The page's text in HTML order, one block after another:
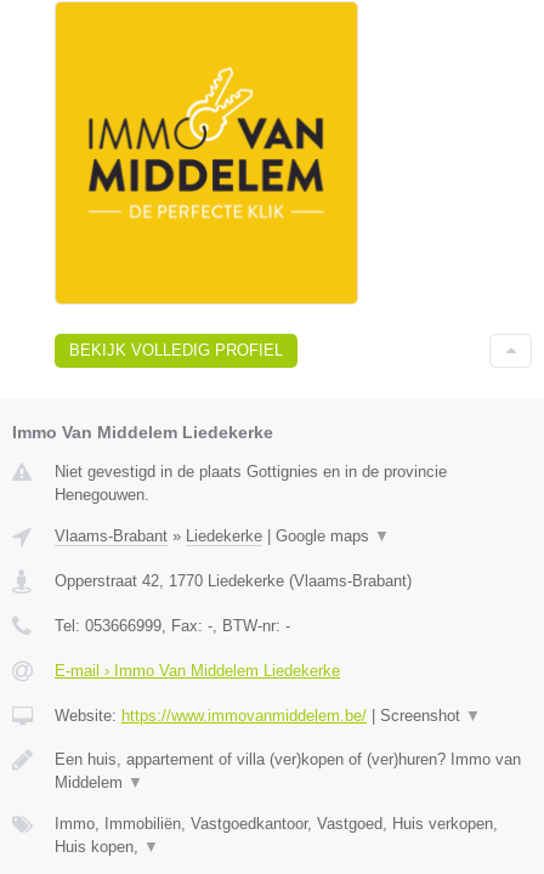
BEKIJK VOLLEDIG PROFIEL
Immo Van Middelem Liedekerke
Niet gevestigd in de plaats Gottignies en in de provincie
Henegouwen.
Vlaams-Brabant » Liedekerke Google maps ▼
Opperstraat 42 1770 Liedekerke (Vlaams-Brabant)
Tel: 053666999 , Fax: - , BTW-nr: -
E-mail › Immo Van Middelem Liedekerke
Website: https://www.immovanmiddelem.be/ Screenshot ▼
Een huis, appartement of villa (ver)kopen of (ver)huren? Immo van
Middelem ▼
Immo, Immobiliën, Vastgoedkantoor, Vastgoed, Huis verkopen,
Huis kopen,
▼